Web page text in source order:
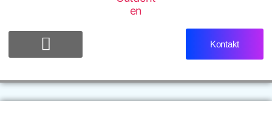
Kontakt